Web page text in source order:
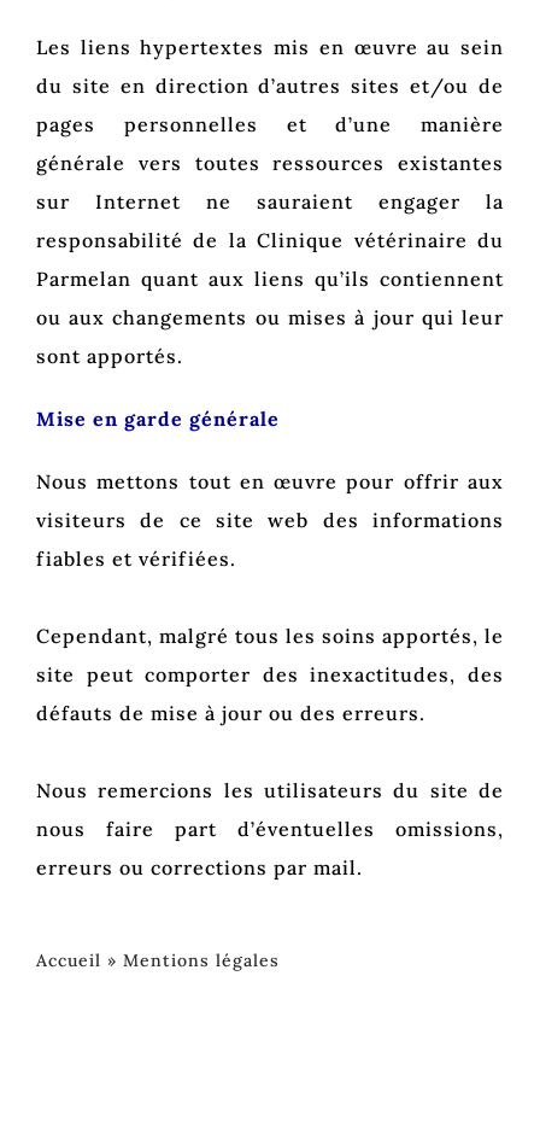
Les liens hypertextes mis en œuvre au sein
du site en direction d’autres sites et/ou de
pages personnelles et d’une manière
générale vers toutes ressources existantes
sur Internet ne sauraient engager la
responsabilité de la Clinique vétérinaire du
Parmelan quant aux liens qu’ils contiennent
ou aux changements ou mises à jour qui leur
sont apportés.
Mise en garde générale
Nous mettons tout en œuvre pour offrir aux
visiteurs de ce site web des informations
fiables et vérifiées.
Cependant, malgré tous les soins apportés, le
site peut comporter des inexactitudes, des
défauts de mise à jour ou des erreurs.
Nous remercions les utilisateurs du site de
nous faire part d’éventuelles omissions,
erreurs ou corrections par mail.
Accueil » Mentions légales